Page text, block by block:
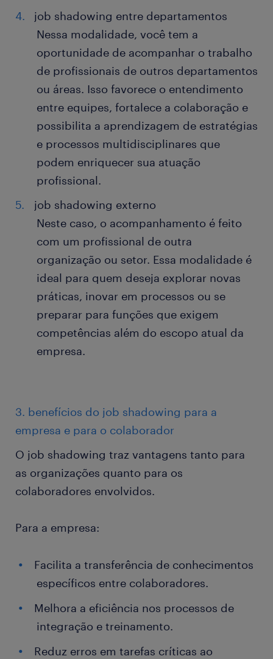
job shadowing entre departamentos
Nessa modalidade, você tem a
oportunidade de acompanhar o trabalho
de profissionais de outros departamentos
ou áreas. Isso favorece o entendimento
entre equipes, fortalece a colaboração e
possibilita a aprendizagem de estratégias
e processos multidisciplinares que
podem enriquecer sua atuação
profissional.
job shadowing externo
Neste caso, o acompanhamento é feito
com um profissional de outra
organização ou setor. Essa modalidade é
ideal para quem deseja explorar novas
práticas, inovar em processos ou se
preparar para funções que exigem
competências além do escopo atual da
empresa.
3. benefícios do job shadowing para a
empresa e para o colaborador
O job shadowing traz vantagens tanto para
as organizações quanto para os
colaboradores envolvidos.
Para a empresa:
Facilita a transferência de conhecimentos
específicos entre colaboradores.
Melhora a eficiência nos processos de
integração e treinamento.
Reduz erros em tarefas críticas ao